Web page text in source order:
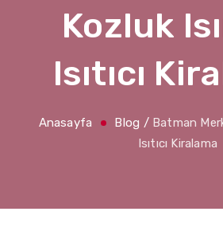
Kozluk
Isıtıcı
Anasayfa Blog / Batman
Isıtıcı Kiralama